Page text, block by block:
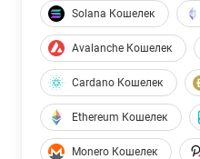
Solana Кошелек
Avalanche Кошелек
Cardano Кошелек
Ethereum Кошелек
Monero Кошелек